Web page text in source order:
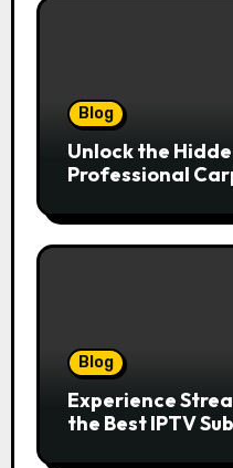
Blog
Unlock the
Professional
Just Your Floors
Blog
Experience
the Best IPTV